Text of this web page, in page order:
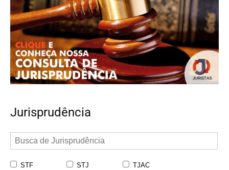
Jurisprudência
STF STJ
TJAC